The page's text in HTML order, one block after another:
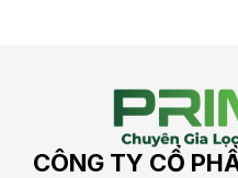
CÔNG TY CỔ